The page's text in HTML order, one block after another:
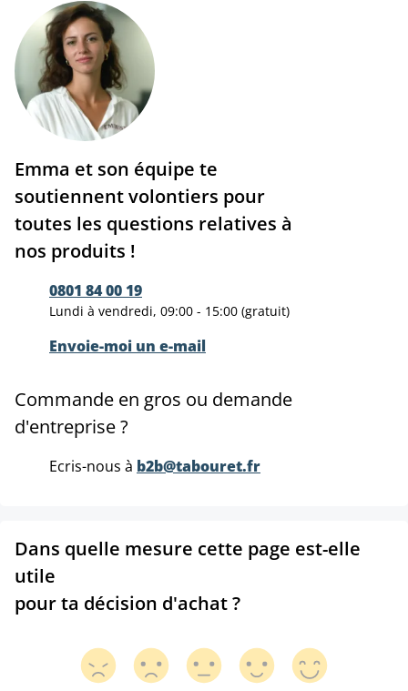
Emma et son équipe te
soutiennent volontiers pour
toutes les questions relatives à
nos produits !
0801 84 00 19
Lundi à vendredi, 09:00 - 15:00 (gratuit)
Envoie-moi un e-mail
Commande en gros ou demande
d'entreprise ?
Ecris-nous à b2b@tabouret.fr
Dans quelle mesure cette page est-elle
utile
pour ta décision d'achat ?